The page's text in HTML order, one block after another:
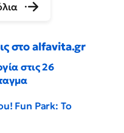
στο alfavita.gr
στις 26
Fun Park: Το